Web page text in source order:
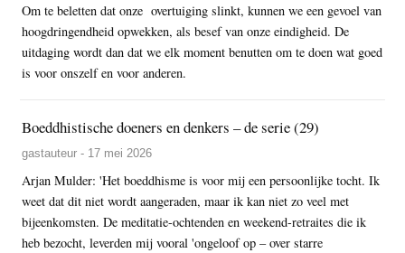
Om te beletten dat onze overtuiging slinkt, kunnen we een gevoel van
hoogdringendheid opwekken, als besef van onze eindigheid. De
uitdaging wordt dan dat we elk moment benutten om te doen wat goed
is voor onszelf en voor anderen.
Boeddhistische doeners en denkers – de serie (29)
gastauteur - 17 mei 2026
Arjan Mulder: 'Het boeddhisme is voor mij een persoonlijke tocht. Ik
weet dat dit niet wordt aangeraden, maar ik kan niet zo veel met
bijeenkomsten. De meditatie-ochtenden en weekend-retraites die ik
heb bezocht, leverden mij vooral 'ongeloof op – over starre